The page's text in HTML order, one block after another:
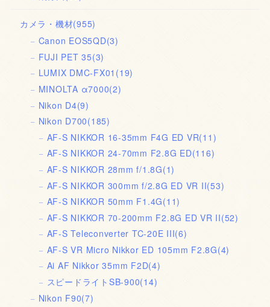
カメラ・機材(955)
Canon EOS5QD(3)
FUJI PET 35(3)
LUMIX DMC-FX01 (19)
MINOLTA α7000(2)
Nikon D4(9)
Nikon D700(185)
AF-S NIKKOR 16-35mm F4G ED VR(11)
AF-S NIKKOR 24-70mm F2.8G ED(116)
AF-S NIKKOR 28mm f/1.8G(1)
AF-S NIKKOR 300mm f/2.8G ED VR II(53)
AF-S NIKKOR 50mm F1.4G(11)
AF-S NIKKOR 70-200mm F2.8G ED VR II(52)
AF-S Teleconverter TC-20E III(6)
AF-S VR Micro Nikkor ED 105mm F2.8G(4)
Ai AF Nikkor 35mm F2D(4)
スピードライトSB-900(14)
Nikon F90(7)